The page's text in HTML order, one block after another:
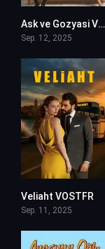
Ask ve Gozyasi VOSTFR
Sep. 12, 2025
Veliaht VOSTFR
Sep. 11, 2025